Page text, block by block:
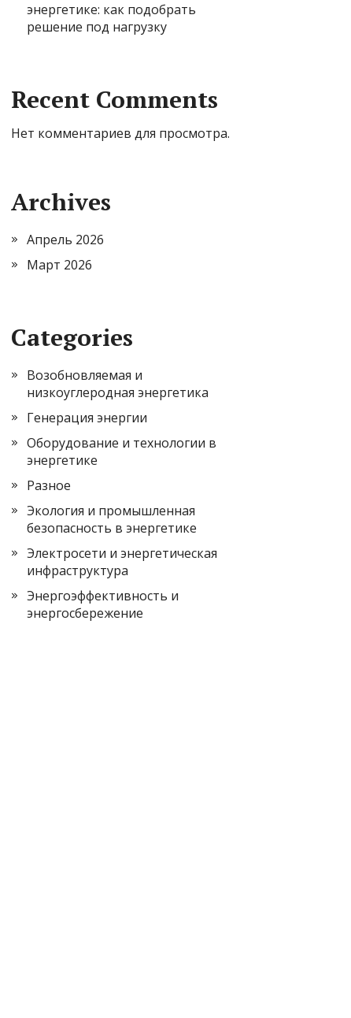
энергетике: как подобрать
решение под нагрузку
Recent Comments
Нет комментариев для просмотра.
Archives
Апрель 2026
Март 2026
Categories
Возобновляемая и
низкоуглеродная энергетика
Генерация энергии
Оборудование и технологии в
энергетике
Разное
Экология и промышленная
безопасность в энергетике
Электросети и энергетическая
инфраструктура
Энергоэффективность и
энергосбережение